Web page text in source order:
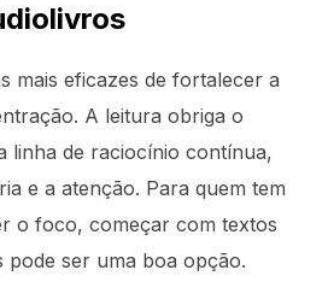
mais eficazes de fortalecer a
A leitura obriga o
linha de raciocínio contínua,
e a atenção. Para quem tem
o foco, começar com textos
ser uma boa opção.